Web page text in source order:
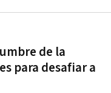
de la
para desafiar a